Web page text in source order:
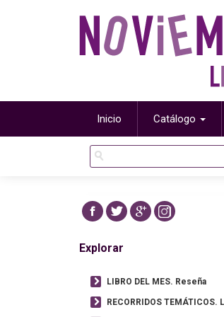
Inicio Catálogo
Explorar
LIBRO DEL MES. Reseña
RECORRIDOS TEMÁTICOS.